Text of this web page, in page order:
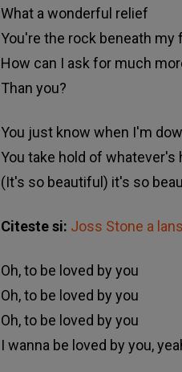
What a wonderful relief
You're the rock beneath my
How can I ask for much
Than you?
You just know when I'm
You take hold of whatever's
(It's so beautiful) it's so
Citeste si: Joss Stone a
Oh, to be loved by you
Oh, to be loved by you
Oh, to be loved by you
I wanna be loved by you,